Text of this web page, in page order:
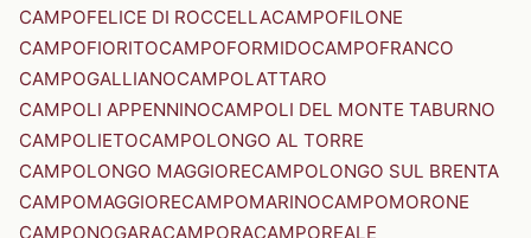
CAMPOFELICE DI ROCCELLACAMPOFILONE
CAMPOFIORITOCAMPOFORMIDOCAMPOFRANCO
CAMPOGALLIANOCAMPOLATTARO
CAMPOLI APPENNINOCAMPOLI DEL MONTE TABURNO
CAMPOLIETOCAMPOLONGO AL TORRE
CAMPOLONGO MAGGIORECAMPOLONGO SUL BRENTA
CAMPOMAGGIORECAMPOMARINOCAMPOMORONE
CAMPONOGARACAMPORACAMPOREALE